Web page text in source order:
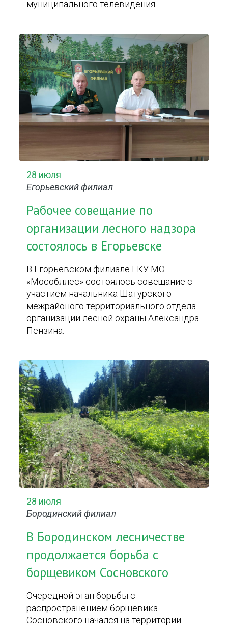
муниципального телевидения.
28 июля
Егорьевский филиал
Рабочее совещание по
организации лесного надзора
состоялось в Егорьевске
В Егорьевском филиале ГКУ МО
«Мособллес» состоялось совещание с
участием начальника Шатурского
межрайоного территориального отдела
организации лесной охраны Александра
Пензина.
28 июля
Бородинский филиал
В Бородинском лесничестве
продолжается борьба с
борщевиком Сосновского
Очередной этап борьбы с
распространением борщевика
Сосновского начался на территории